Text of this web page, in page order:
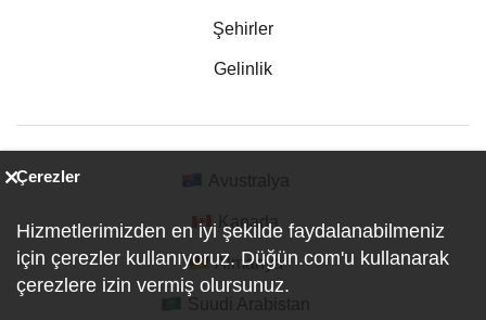
Şehirler
Gelinlik
Kanada
Almanya
Çerezler
Hizmetlerimizden en iyi şekilde faydalanabilmeniz
için çerezler kullanıyoruz. Düğün.com'u kullanarak
çerezlere izin vermiş olursunuz.